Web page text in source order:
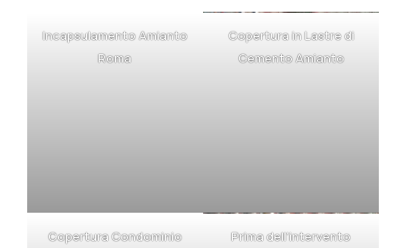
Incapsulamento Amianto
Roma
Copertura in Lastre di
Cemento Amianto
Copertura Condominio Prima dell’intervento